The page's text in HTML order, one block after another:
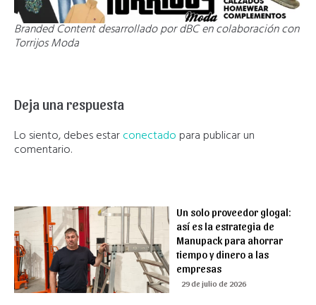
Branded Content desarrollado por dBC en colaboración con
Torrijos Moda
Deja una respuesta
Lo siento, debes estarconectado para publicar un
comentario.
Un solo proveedor glogal:
así es la estrategia de
Manupack para ahorrar
tiempo y dinero a las
empresas
29 de julio de 2026